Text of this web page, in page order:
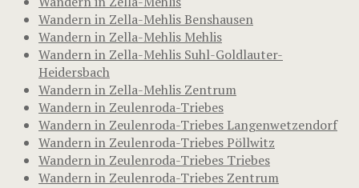
Wandern in Zella-Mehlis Benshausen
Wandern in Zella-Mehlis Mehlis
Wandern in Zella-Mehlis Suhl-Goldlauter-
Heidersbach
Wandern in Zella-Mehlis Zentrum
Wandern in Zeulenroda-Triebes
Wandern in Zeulenroda-Triebes Langenwetzendorf
Wandern in Zeulenroda-Triebes Pöllwitz
Wandern in Zeulenroda-Triebes Triebes
Wandern in Zeulenroda-Triebes Zentrum